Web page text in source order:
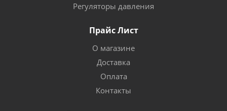
Регуляторы давления
Прайс Лист
О магазине
Доставка
Оплата
Контакты